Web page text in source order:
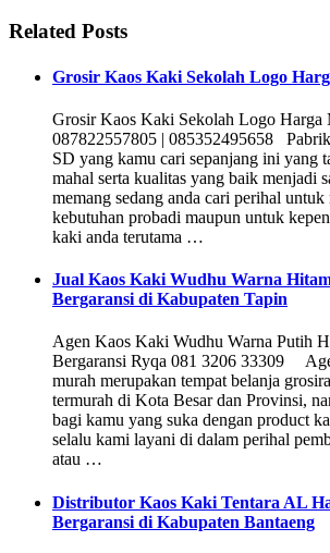
Related Posts
Grosir Kaos Kaki Sekolah Logo
Grosir Kaos Kaki Sekolah Logo Harga
087822557805 | 085352495658
SD yang kamu cari sepanjang ini yang
mahal serta kualitas yang baik menjadi
memang sedang anda cari perihal
kebutuhan probadi maupun untuk
kaki anda terutama …
Jual Kaos Kaki Wudhu Warna
Bergaransi di Kabupaten Tapin
Agen Kaos Kaki Wudhu Warna Putih
Bergaransi Ryqa 081 3206 33309
murah merupakan tempat belanja
termurah di Kota Besar dan Provinsi,
bagi kamu yang suka dengan product
selalu kami layani di dalam perihal
atau …
Distributor Kaos Kaki Tentara AL
Bergaransi di Kabupaten Bantaeng